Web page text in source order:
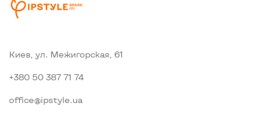
Киев, ул. Межигорская, 61
+380 50 387 71 74
office@ipstyle.ua